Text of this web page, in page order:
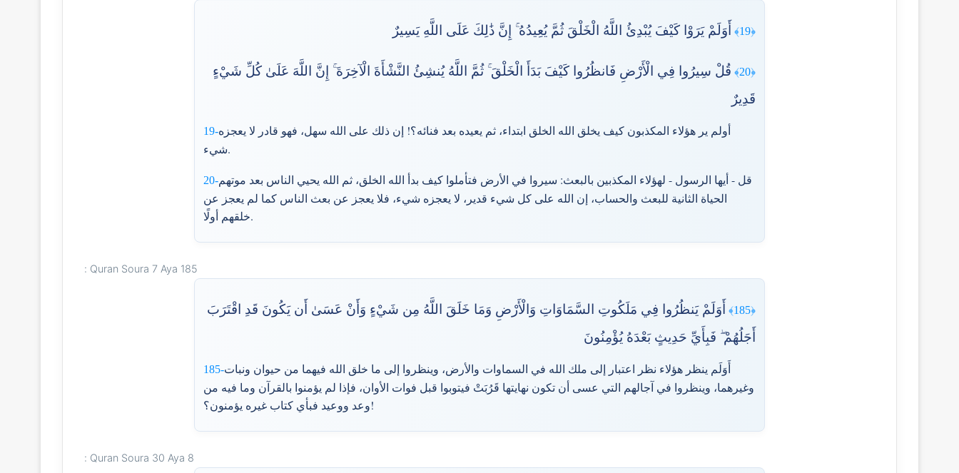
﴿19﴾ أَوَلَمْ يَرَوْا كَيْفَ يُبْدِئُ اللَّهُ الْخَلْقَ ثُمَّ يُعِيدُهُ ۚ إِنَّ ذَٰلِكَ عَلَى اللَّهِ يَسِيرٌ
19-أولم ير هؤلاء المكذبون كيف يخلق الله الخلق ابتداء، ثم يعيده بعد فنائه؟! إن ذلك على الله سهل، فهو قادر لا يعجزه
شيء.
﴿20﴾
قُلْ سِيرُوا فِي الْأَرْضِ فَانظُرُوا كَيْفَ بَدَأَ الْخَلْقَ ۚ ثُمَّ اللَّهُ يُنشِئُ النَّشْأَةَ الْآخِرَةَ ۚ إِنَّ اللَّهَ عَلَىٰ كُلِّ شَيْءٍ
قَدِيرٌ
20-قل - أيها الرسول - لهؤلاء المكذبين بالبعث: سيروا في الأرض فتأملوا كيف بدأ الله الخلق، ثم الله يحيي الناس بعد موتهم
الحياة الثانية للبعث والحساب، إن الله على كل شيء قدير، لا يعجزه شيء، فلا يعجز عن بعث الناس كما لم يعجز عن
خلقهم أولًا.
Quran Soura 7 Aya 185 :
﴿185﴾
أَوَلَمْ يَنظُرُوا فِي مَلَكُوتِ السَّمَاوَاتِ وَالْأَرْضِ وَمَا خَلَقَ اللَّهُ مِن شَيْءٍ وَأَنْ عَسَىٰ أَن يَكُونَ قَدِ اقْتَرَبَ
أَجَلُهُمْ ۖ فَبِأَيِّ حَدِيثٍ بَعْدَهُ يُؤْمِنُونَ
185-أَوَلَم ينظر هؤلاء نظر اعتبار إلى ملك الله في السماوات والأرض، وينظروا إلى ما خلق الله فيهما من حيوان ونبات
وغيرهما، وينظروا في آجالهم التي عسى أن تكون نهايتها قَرُبَتْ فيتوبوا قبل فوات الأوان، فإذا لم يؤمنوا بالقرآن وما فيه من
وعد ووعيد فبأي كتاب غيره يؤمنون؟!
Quran Soura 30 Aya 8 :